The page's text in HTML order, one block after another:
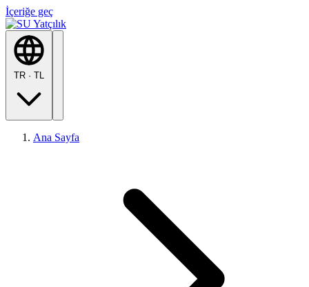
İçeriğe geç
TR · TL
Ana Sayfa